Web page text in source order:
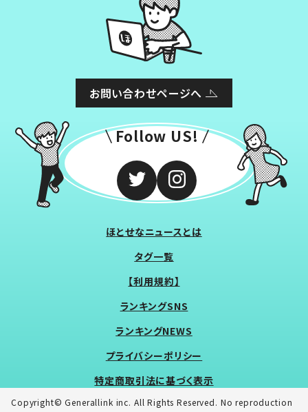
お問い合わせページへ
Follow US!
ほとせなニュースとは
タグ一覧
【利用規約】
ランキングSNS
ランキングNEWS
プライバシーポリシー
特定商取引法に基づく表示
Copyright© Generallink inc. All Rights Reserved. No reproduction